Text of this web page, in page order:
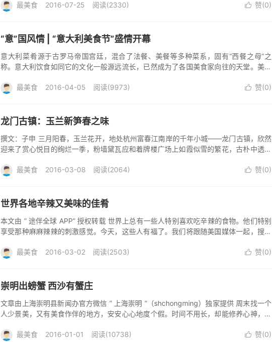
 赞(0)
最美食 2016-07-25 阅读(2330)
“意”国风情 | “意大利美食节”盛情开幕
意大利菜肴源于古罗马帝国宫廷，混合了法餐、美餐等多种菜系，固有“西餐之母”之
称。意大利饮食如同它的文化一般源远流长，已然成为了各国美食家向往的天堂。美食
能在她各个角...
 赞(0)
最美食 2016-04-05 阅读(9973)
龙门古镇：玉兰新笋春之味
撰文：子申 三月阳春，玉兰花开，地处杭州富春江南岸的千年小城——龙门古镇，欣然
迎来了赏心悦目的绚烂一季，粉墙黛瓦应和着牌楼广场上如霞似雪的繁花，古朴中透着
一般的古镇...
 赞(0)
最美食 2016-03-08 阅读(2064)
世界各地辛辣又美味的佳肴
本文由 ” 途伴全球 APP” 授权转载 世界上总有一些人特别喜欢吃辛辣的食物。他们特别
享受那种麻麻辣辣的刺激感觉。今天，这些人有福了。我们将跟随美国媒体一起，搜罗
 赞(0)
最美食 2016-03-02 阅读(2503)
崇明出螃蟹 西沙有蟹庄
文章由上海崇明县新闻办官方微信 ” 上海崇明 “（shchongming）独家提供 周末找一个
人少景美，又有美食作伴的地方，安安心心地度个假。时间不用长，却能修养心神，体
 赞(0)
最美食 2016-01-01 阅读(10738)